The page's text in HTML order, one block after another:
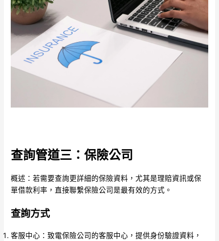
查詢管道三：保險公司
概述：若需要查詢更詳細的保險資料，尤其是理賠資訊或保
單借款利率，直接聯繫保險公司是最有效的方式。
查詢方式
客服中心：致電保險公司的客服中心，提供身份驗證資料，